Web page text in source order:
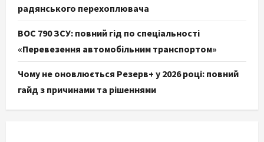
радянського перехоплювача
ВОС 790 ЗСУ: повний гід по спеціальності
«Перевезення автомобільним транспортом»
Чому не оновлюється Резерв+ у 2026 році: повний
гайд з причинами та рішеннями